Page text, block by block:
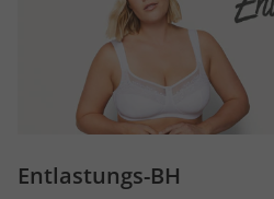
Entlastungs-BH